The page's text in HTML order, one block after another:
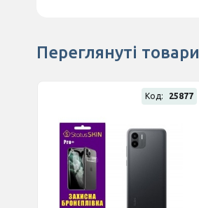
Переглянуті товари
Код: 25877